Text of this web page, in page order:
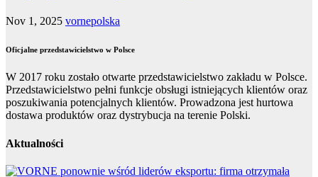
Nov 1, 2025 vornepolska
Oficjalne przedstawicielstwo w Polsce
W 2017 roku zostało otwarte przedstawicielstwo zakładu w Polsce.
Przedstawicielstwo pełni funkcje obsługi istniejących klientów oraz
poszukiwania potencjalnych klientów. Prowadzona jest hurtowa
dostawa produktów oraz dystrybucja na terenie Polski.
Aktualności